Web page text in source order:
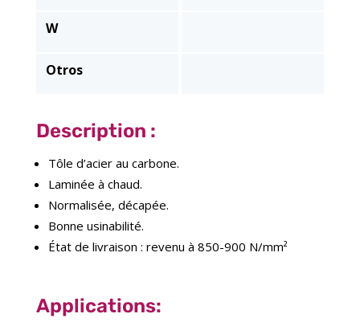
W
Otros
Description :
Tôle d’acier au carbone.
Laminée à chaud.
Normalisée, décapée.
Bonne usinabilité.
État de livraison : revenu à 850-900 N/mm²
Applications: